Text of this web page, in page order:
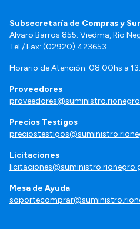
Subsecretaría de Compras y
Alvaro Barros 855. Viedma, Río
Tel / Fax: (02920) 423653
Horario de Atención: 08:00hs a
Proveedores
Precios Testigos
Licitaciones
Mesa de Ayuda